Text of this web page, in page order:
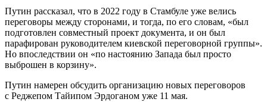
Путин рассказал, что в 2022 году в Стамбуле уже велись
переговоры между сторонами, и тогда, по его словам, «был
подготовлен совместный проект документа, и он был
парафирован руководителем киевской переговорной группы».
Но впоследствии он «по настоянию Запада был просто
выброшен в корзину».
Путин намерен обсудить организацию новых переговоров
с Реджепом Тайипом Эрдоганом уже 11 мая.